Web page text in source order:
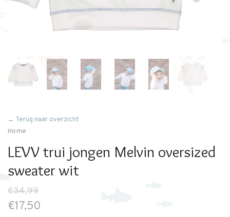
← Terug naar overzicht
Home
LEVV trui jongen Melvin oversized
sweater wit
€34,99
€17,50